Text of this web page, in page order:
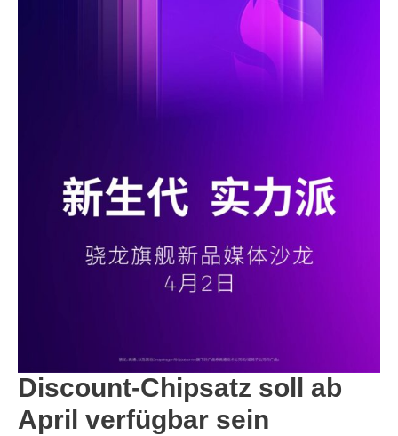
Discount-Chipsatz soll ab
April verfügbar sein